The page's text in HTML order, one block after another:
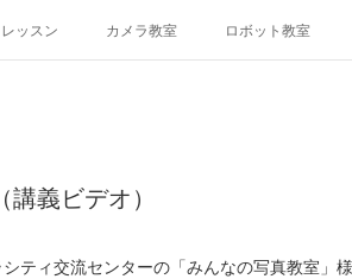
レッスン カメラ教室 ロボット教室
義ビデオ）
ティ交流センターの「みんなの写真教室」